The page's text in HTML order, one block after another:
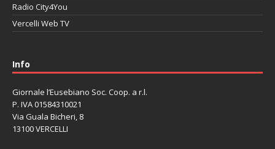
Radio City4You
Vercelli Web TV
Info
Giornale l’Eusebiano Soc. Coop. a r.l.
P. IVA 01584310021
Via Guala Bicheri, 8
13100 VERCELLI